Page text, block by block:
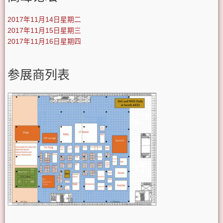
2017年11月14日星期二
2017年11月15日星期三
2017年11月16日星期四
参展商列表